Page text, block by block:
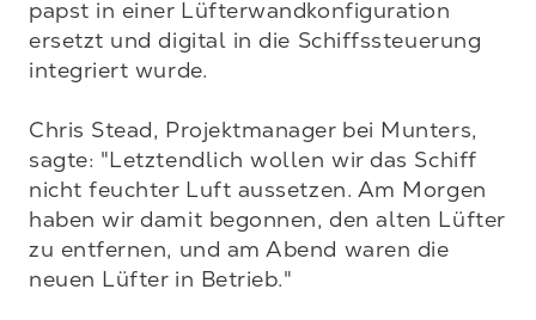
papst in einer Lüfterwandkonfiguration
ersetzt und digital in die Schiffssteuerung
integriert wurde.
Chris Stead, Projektmanager bei Munters,
sagte: "Letztendlich wollen wir das Schiff
nicht feuchter Luft aussetzen. Am Morgen
haben wir damit begonnen, den alten Lüfter
zu entfernen, und am Abend waren die
neuen Lüfter in Betrieb."